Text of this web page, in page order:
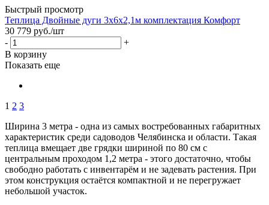
Быстрый просмотр
Теплица Двойные дуги 3х6х2,1м комплектация Комфорт
30 779 руб./шт
-
+
В корзину
Показать еще
1 2 3
Ширина 3 метра - одна из самых востребованных габаритных
характеристик среди садоводов Челябинска и области. Такая
теплица вмещает две грядки шириной по 80 см с
центральным проходом 1,2 метра - этого достаточно, чтобы
свободно работать с инвентарём и не задевать растения. При
этом конструкция остаётся компактной и не перегружает
небольшой участок.